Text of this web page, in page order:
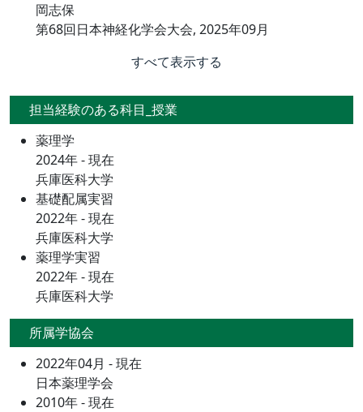
岡志保
第68回日本神経化学会大会, 2025年09月
すべて表示する
担当経験のある科目_授業
薬理学
2024年 - 現在
兵庫医科大学
基礎配属実習
2022年 - 現在
兵庫医科大学
薬理学実習
2022年 - 現在
兵庫医科大学
所属学協会
2022年04月 - 現在
日本薬理学会
2010年 - 現在